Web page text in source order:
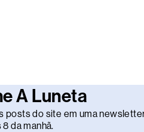
A Luneta
posts do site em uma
da manhã.